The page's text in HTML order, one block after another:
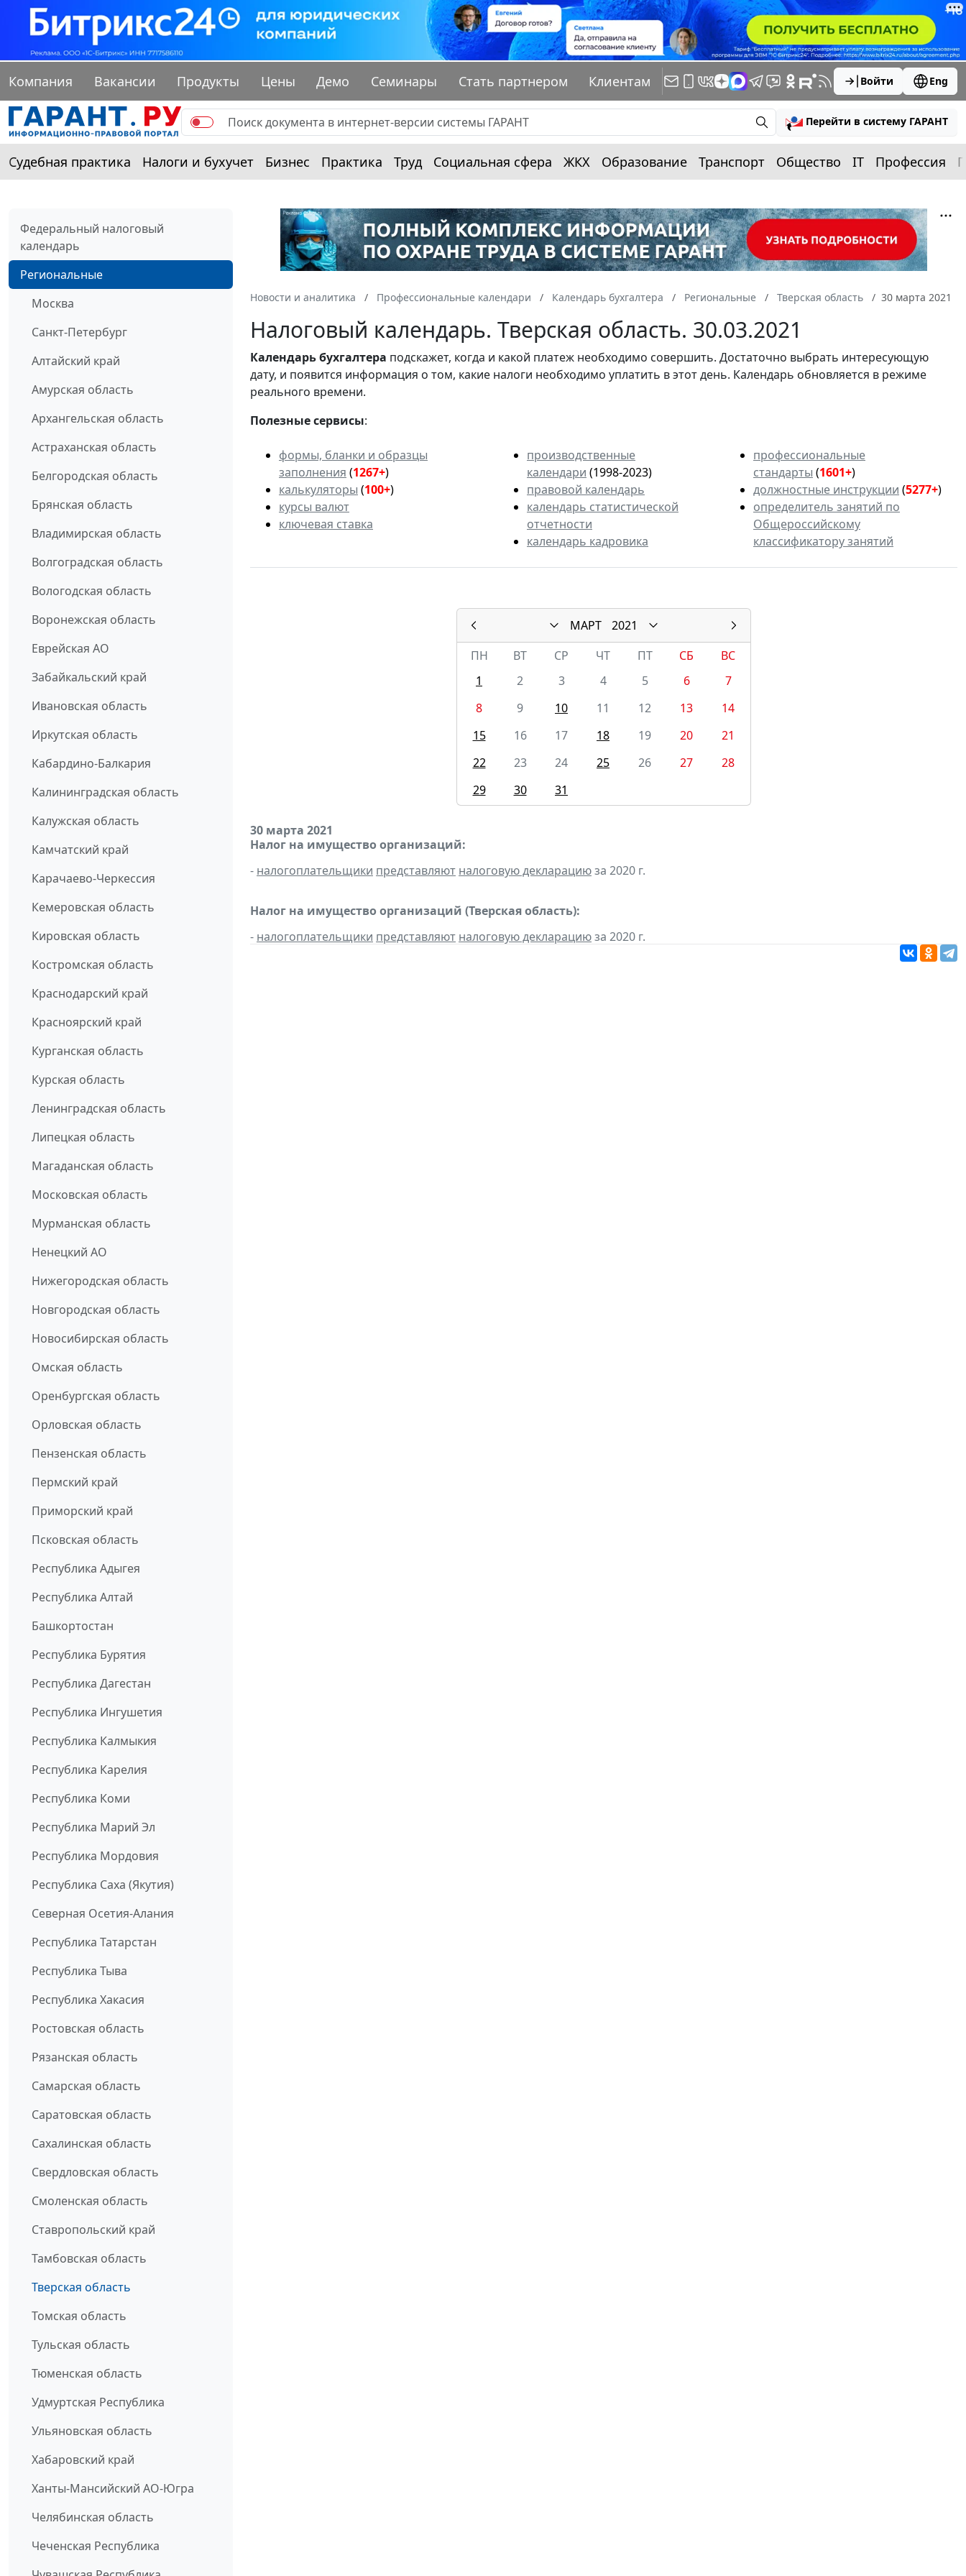
Компания Вакансии Продукты Цены Демо Семинары Стать партнером Клиентам Войти Eng
Перейти в систему ГАРАНТ
Судебная практика Налоги и бухучет Бизнес Практика Труд Социальная сфера ЖКХ Образование Транспорт Общество IT Профессия
Федеральный налоговый
календарь
Региональные
Москва
Санкт-Петербург
Алтайский край
Амурская область
Архангельская область
Астраханская область
Белгородская область
Брянская область
Владимирская область
Волгоградская область
Вологодская область
Воронежская область
Еврейская АО
Забайкальский край
Ивановская область
Иркутская область
Кабардино-Балкария
Калининградская область
Калужская область
Камчатский край
Карачаево-Черкессия
Кемеровская область
Кировская область
Костромская область
Краснодарский край
Красноярский край
Курганская область
Курская область
Ленинградская область
Липецкая область
Магаданская область
Московская область
Мурманская область
Ненецкий АО
Нижегородская область
Новгородская область
Новосибирская область
Омская область
Оренбургская область
Орловская область
Пензенская область
Пермский край
Приморский край
Псковская область
Республика Адыгея
Республика Алтай
Башкортостан
Республика Бурятия
Республика Дагестан
Республика Ингушетия
Республика Калмыкия
Республика Карелия
Республика Коми
Республика Марий Эл
Республика Мордовия
Республика Саха (Якутия)
Северная Осетия-Алания
Республика Татарстан
Республика Тыва
Республика Хакасия
Ростовская область
Рязанская область
Самарская область
Саратовская область
Сахалинская область
Свердловская область
Смоленская область
Ставропольский край
Тамбовская область
Тверская область
Томская область
Тульская область
Тюменская область
Удмуртская Республика
Ульяновская область
Хабаровский край
Ханты-Мансийский АО-Югра
Челябинская область
Чеченская Республика
Новости и аналитика Профессиональные календари Календарь бухгалтера Региональные Тверская область 30 марта 2021
Налоговый календарь. Тверская область. 30.03.2021
Календарьбухгалтера подскажет, когда и какой платеж необходимо совершить. Достаточно выбрать интересующую
дату, и появится информация о том, какие налоги необходимо уплатить в этот день. Календарь обновляется в режиме
реального времени.
Полезные сервисы:
формы, бланки и образцы
заполнения (1267+)
калькуляторы (100+)
курсы валют
ключевая ставка
производственные
календари (1998-2023)
правовой календарь
календарь статистической
отчетности
календарь кадровика
профессиональные
стандарты (1601+)
должностные инструкции (5277+)
определитель занятий по
Общероссийскому
классификатору занятий
МАРТ
2021
ПН
ВТ СР ЧТ ПТ СБ
ВС
1
2 3 4 5 6
7
8
9 10 11 12 13
14
15
16 17 18 19 20
21
22
23 24 25 26 27
28
29
30 31
30 марта 2021
Налог на имущество организаций:
- налогоплательщики представляют налоговую декларациюза 2020 г.
Налог на имущество организаций (Тверская область):
- налогоплательщики представляют налоговую декларациюза 2020 г.